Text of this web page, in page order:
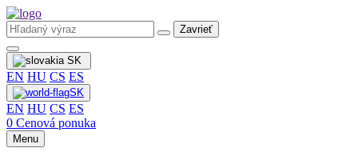
Zavrieť
SK
EN HU CS ES
SK
EN HU CS ES
0 Cenová ponuka
Menu